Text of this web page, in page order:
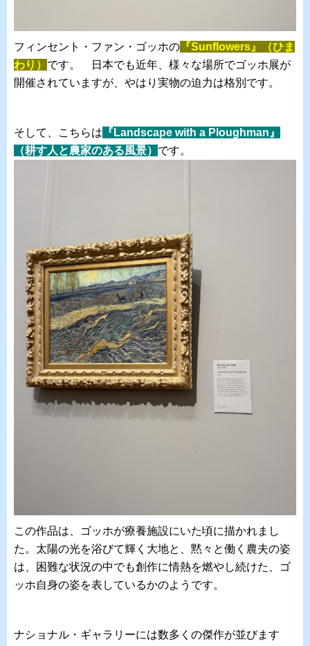
フィンセント・ファン・ゴッホの 『Sunflowers』（ひま
わり） です。 日本でも近年、様々な場所でゴッホ展が
開催されていますが、やはり実物の迫力は格別です。
そして、こちらは 『Landscape with a Ploughman』
（耕す人と農家のある風景） です。
この作品は、ゴッホが療養施設にいた頃に描かれまし
た。太陽の光を浴びて輝く大地と、黙々と働く農夫の姿
は、困難な状況の中でも創作に情熱を燃やし続けた、ゴ
ッホ自身の姿を表しているかのようです。
ナショナル・ギャラリーには数多くの傑作が並びます